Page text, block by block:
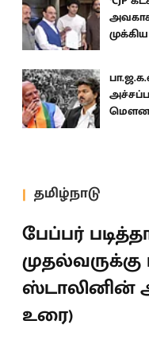
முக்கிய
தமிழ்நாடு
பேப்பர்
ஸ்டாலினின்
உரை)